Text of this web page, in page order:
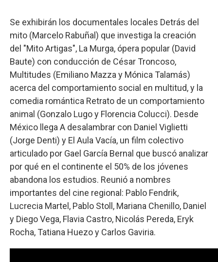
Se exhibirán los documentales locales Detrás del
mito (Marcelo Rabuñal) que investiga la creación
del "Mito Artigas", La Murga, ópera popular (David
Baute) con conducción de César Troncoso,
Multitudes (Emiliano Mazza y Mónica Talamás)
acerca del comportamiento social en multitud, y la
comedia romántica Retrato de un comportamiento
animal (Gonzalo Lugo y Florencia Colucci). Desde
México llega A desalambrar con Daniel Viglietti
(Jorge Denti) y El Aula Vacía, un film colectivo
articulado por Gael García Bernal que buscó analizar
por qué en el continente el 50% de los jóvenes
abandona los estudios. Reunió a nombres
importantes del cine regional: Pablo Fendrik,
Lucrecia Martel, Pablo Stoll, Mariana Chenillo, Daniel
y Diego Vega, Flavia Castro, Nicolás Pereda, Eryk
Rocha, Tatiana Huezo y Carlos Gaviria.